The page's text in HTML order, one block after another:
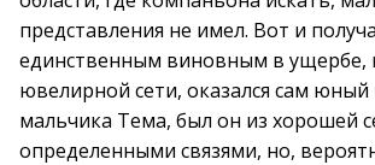
представления не имел. Вот и
единственным виновным в ущербе,
ювелирной сети, оказался сам юный
мальчика Тема, был он из хорошей
определенными связями, но,